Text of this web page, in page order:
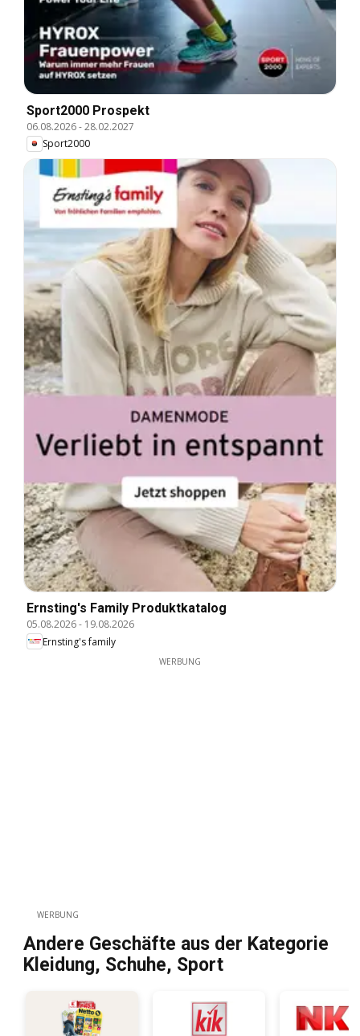
Sport2000 Prospekt
06.08.2026-28.02.2027
Sport2000
Ernsting's Family Produktkatalog
05.08.2026- 19.08.2026
Ernsting's family
WERBUNG
WERBUNG
Andere Geschäfte aus der Kategorie
Kleidung, Schuhe, Sport